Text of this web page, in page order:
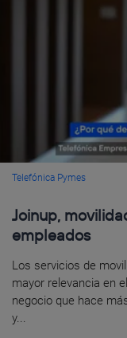
Telefónica Pymes
Joinup,
empleados
Los servicios de
mayor relevancia en
negocio que hace
y...